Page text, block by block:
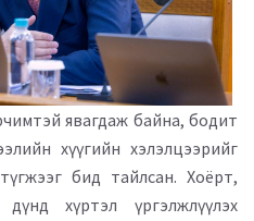
явагдаж байна, бодит
хүүгийн хэлэлцээрийг
бид тайлсан. Хоёрт,
хүртэл үргэлжлүүлэх